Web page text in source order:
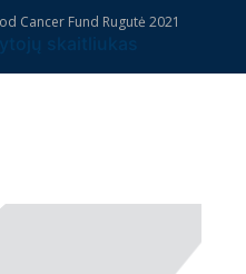
Cancer Fund Rugutė 2021